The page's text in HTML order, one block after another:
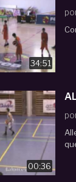
34:51
00:36